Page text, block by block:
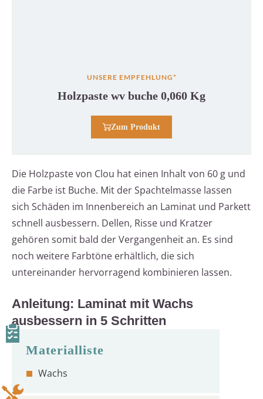
UNSERE EMPFEHLUNG*
Holzpaste wv buche 0,060 Kg
Zum Produkt
Die Holzpaste von Clou hat einen Inhalt von 60 g und
die Farbe ist Buche. Mit der Spachtelmasse lassen
sich Schäden im Innenbereich an Laminat und Parkett
schnell ausbessern. Dellen, Risse und Kratzer
gehören somit bald der Vergangenheit an. Es sind
noch weitere Farbtöne erhältlich, die sich
untereinander hervorragend kombinieren lassen.
Anleitung: Laminat mit Wachs
ausbessern in 5 Schritten
Wachs